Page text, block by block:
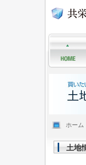
ホーム
土地